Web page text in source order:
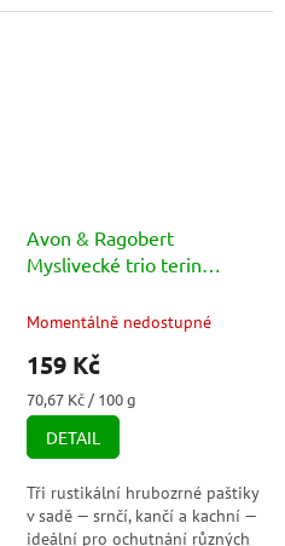
Avon & Ragobert
Myslivecké trio terin
3x75g) 225g
Momentálně nedostupné
159 Kč
Měrná
cena:
70,67 Kč / 100 g
DETAIL
Tři rustikální hrubozrné paštiky
v sadě — srnčí, kančí a kachní —
ideální pro ochutnání různých